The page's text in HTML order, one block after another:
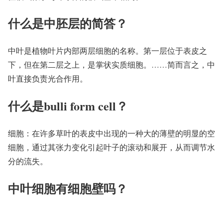
什么是中胚层的简答？
中叶是植物叶片内部两层细胞的名称。第一层位于表皮之
下，但在第二层之上，是掌状实质细胞。……简而言之，中
叶直接负责光合作用。
什么是bulli form cell？
细胞：在许多草叶的表皮中出现的一种大的薄壁的明显的空
细胞，通过其张力变化引起叶子的滚动和展开，从而调节水
分的流失。
中叶细胞有细胞壁吗？